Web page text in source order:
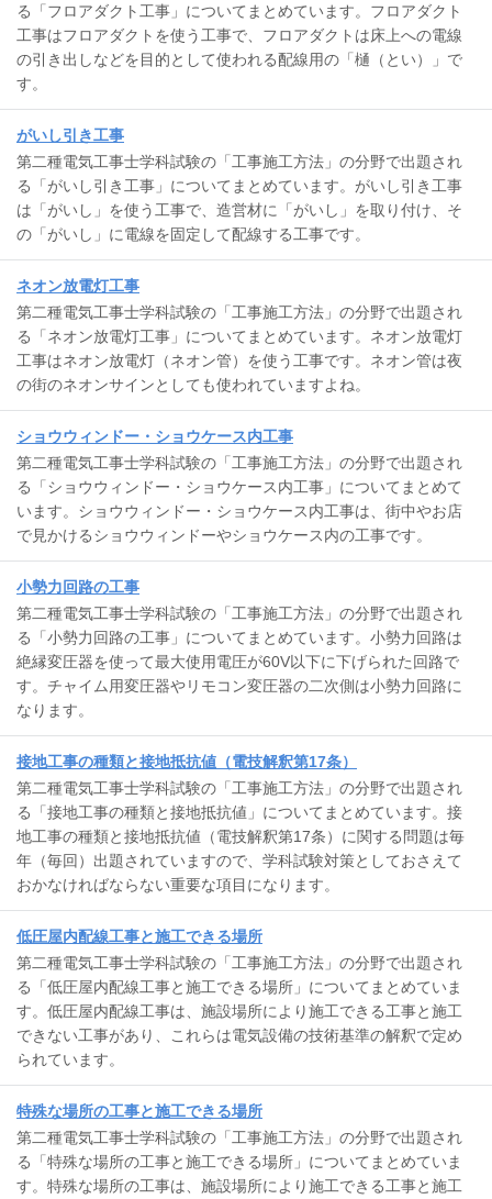
る「フロアダクト工事」についてまとめています。フロアダクト
工事はフロアダクトを使う工事で、フロアダクトは床上への電線
の引き出しなどを目的として使われる配線用の「樋（とい）」で
す。
がいし引き工事
第二種電気工事士学科試験の「工事施工方法」の分野で出題され
る「がいし引き工事」についてまとめています。がいし引き工事
は「がいし」を使う工事で、造営材に「がいし」を取り付け、そ
の「がいし」に電線を固定して配線する工事です。
ネオン放電灯工事
第二種電気工事士学科試験の「工事施工方法」の分野で出題され
る「ネオン放電灯工事」についてまとめています。ネオン放電灯
工事はネオン放電灯（ネオン管）を使う工事です。ネオン管は夜
の街のネオンサインとしても使われていますよね。
ショウウィンドー・ショウケース内工事
第二種電気工事士学科試験の「工事施工方法」の分野で出題され
る「ショウウィンドー・ショウケース内工事」についてまとめて
います。ショウウィンドー・ショウケース内工事は、街中やお店
で見かけるショウウィンドーやショウケース内の工事です。
小勢力回路の工事
第二種電気工事士学科試験の「工事施工方法」の分野で出題され
る「小勢力回路の工事」についてまとめています。小勢力回路は
絶縁変圧器を使って最大使用電圧が60V以下に下げられた回路で
す。チャイム用変圧器やリモコン変圧器の二次側は小勢力回路に
なります。
接地工事の種類と接地抵抗値（電技解釈第17条）
第二種電気工事士学科試験の「工事施工方法」の分野で出題され
る「接地工事の種類と接地抵抗値」についてまとめています。接
地工事の種類と接地抵抗値（電技解釈第17条）に関する問題は毎
年（毎回）出題されていますので、学科試験対策としておさえて
おかなければならない重要な項目になります。
低圧屋内配線工事と施工できる場所
第二種電気工事士学科試験の「工事施工方法」の分野で出題され
る「低圧屋内配線工事と施工できる場所」についてまとめていま
す。低圧屋内配線工事は、施設場所により施工できる工事と施工
できない工事があり、これらは電気設備の技術基準の解釈で定め
られています。
特殊な場所の工事と施工できる場所
第二種電気工事士学科試験の「工事施工方法」の分野で出題され
る「特殊な場所の工事と施工できる場所」についてまとめていま
す。特殊な場所の工事は、施設場所により施工できる工事と施工